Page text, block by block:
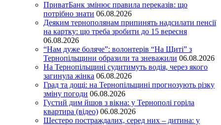
ПриватБанк змінює правила переказів: що
потрібно знати 06.08.2026
Деяким тернополянам припинять надсилати пенсії
на картку: що треба зробити до 15 вересня
06.08.2026
“Нам дуже боляче”: волонтерів “На Щиті” з
Тернопільщини образили та зневажили 06.08.2026
На Тернопільщині судитимуть водія, через якого
загинула жінка 06.08.2026
Град та дощі: на Тернопільщині прогнозують різку
зміну погоди 06.08.2026
Густий дим йшов з вікна: у Тернополі горіла
квартира (відео) 06.08.2026
Шестеро постраждалих, серед них – дитина: у